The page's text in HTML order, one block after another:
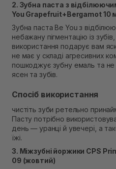
2. Зубна паста з
You Grapefruit+Bergamot 10
Зубна паста Be You з
небажану пігментацію із
використання подарує вам
не має у складі агресивних
пошкоджує зубну емаль та не
ясен та зубів.
Спосіб використання
чистіть зуби ретельно
Пасту потрібно
день — уранці й увечері, а
їжі.
3. Міжзубні йоржики CPS
09 (жовтий)